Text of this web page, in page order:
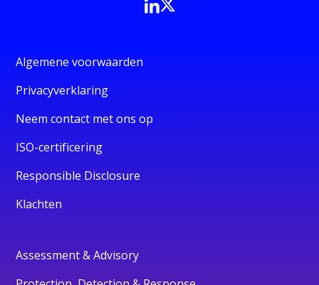
Algemene voorwaarden
Privacyverklaring
Neem contact met ons op
ISO-certificering
Responsible Disclosure
Klachten
Assessment & Advisory